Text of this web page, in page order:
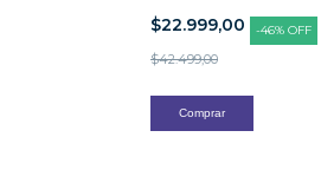
$22.999,00 -46% OFF
$42.499,00